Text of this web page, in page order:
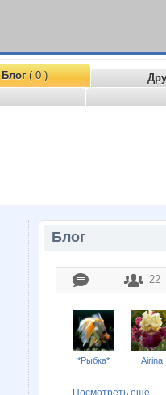
Блог( 0 )
Блог
22
*Рыбка* Airina
Посмотреть ещё